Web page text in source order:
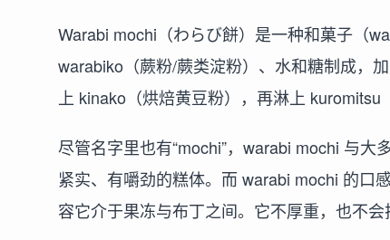
Warabi mochi（わらび餅）是一种和菓子（
warabiko（蕨粉/蕨类淀粉）、水和糖制成，
上 kinako（烘焙黄豆粉），再淋上 kuromitsu
尽管名字里也有“mochi”，warabi mochi 与
紧实、有嚼劲的糕体。而 warabi mochi 的口
容它介于果冻与布丁之间。它不厚重，也不会